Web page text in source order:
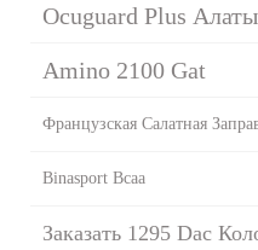
Ocuguard Plus
Amino 2100 Gat
Французская Салатная
Binasport Bcaa
Заказать 1295 Dac